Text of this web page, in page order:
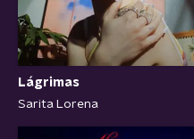
Lágrimas
Sarita Lorena